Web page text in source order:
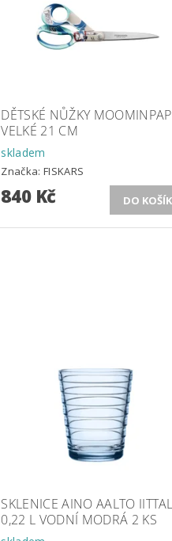
DĚTSKÉ NŮŽKY
VELKÉ 21 CM
skladem
Značka:FISKARS
840 Kč
SKLENICE AINO AALTO
0,22 L VODNÍ MODRÁ 2 KS